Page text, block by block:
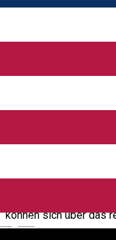
English
können sich über das